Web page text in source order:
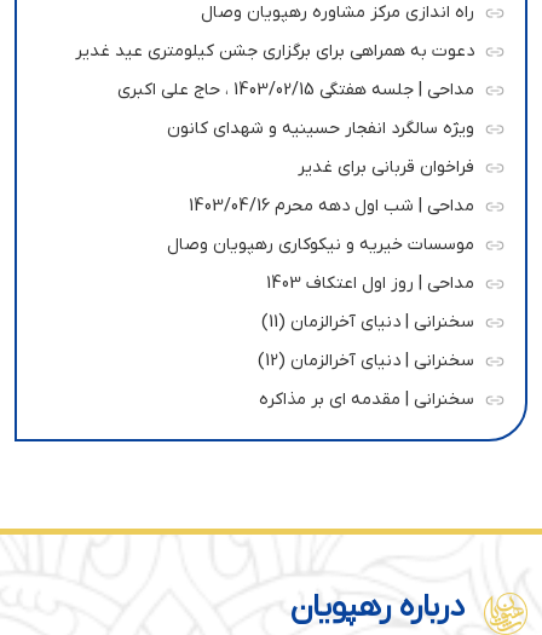
راه اندازی مرکز مشاوره رهپویان وصال
دعوت به همراهی برای برگزاری جشن کیلومتری عید غدیر
مداحی | جلسه هفتگی 1403/02/15 ، حاج علی اکبری
ویژه سالگرد انفجار حسینیه و شهدای کانون
فراخوان قربانی برای غدیر
مداحی | شب اول دهه محرم 1403/04/16
موسسات خیریه و نیکوکاری رهپویان وصال
مداحی | روز اول اعتکاف 1403
سخنرانی | دنیای آخرالزمان (11)
سخنرانی | دنیای آخرالزمان (12)
سخنرانی | مقدمه ای بر مذاکره
درباره رهپویان